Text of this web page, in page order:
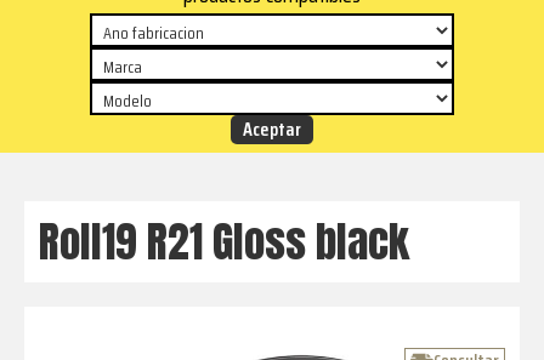
aluminio
premium
encontrarás
aluminio
top!
y
estilo
Roll19 R21 Gloss black